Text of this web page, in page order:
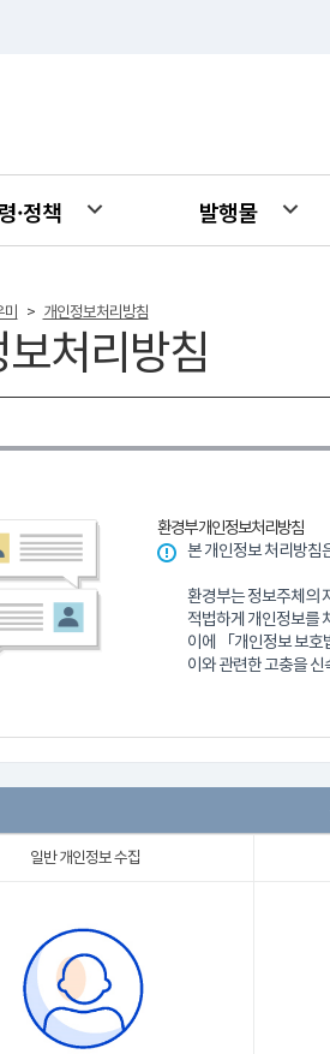
·정책 발행물
미 > 개인정보처리방침
처리방침
환경부 개인정보처리방침
본 개인정보 처리방침
환경부는 정보주체의
적법하게 개인정보를
이에 「개인정보 보호
이와 관련한 고충을
일반 개인정보 수집